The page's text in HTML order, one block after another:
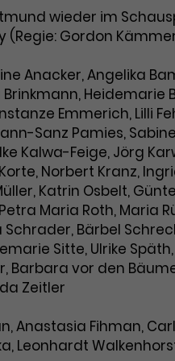
gewährt.
Name cookie_optin
Anbieter TYPO3
Laufzeit 1 Monat
Zweck
Enthält die
Einstellungen.
Laufzeit 2 Jahre
Zweck
installiert. Das
Nutzung der
Die Cookies
anonym und
Nummer zu,
Name _gid
Laufzeit 1 Tag
Diese Gruppe beinhaltet
ermöglichen die Leistung
helfen sie uns dabei
auf die Interessen unserer
Name
_gcl_au
Anbieter Google Ads
Laufzeit 3 Monate
Zweck
Wird von
Effizienz von
und
Cookie hilft
Cookie-Informationen
wieder im
(Regie: Gordon
Anacker, Angelika
Heidemarie
Emmerich, Lilli
Sanz Pamies,
Kalwa-Feige, Jörg
Norbert Kranz,
Katrin Osbelt,
Maria Roth, Maria
Bärbel
Sitte, Ulrike
vor den
Zeitler
Anastasia Fihman,
Leonhardt